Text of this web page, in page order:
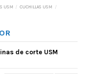
USM
CUCHILLAS USM
de corte USM